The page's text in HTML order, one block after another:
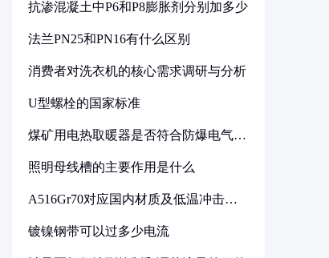
抗渗混凝土中P6和P8膨胀剂分别加多少
法兰PN25和PN16有什么区别
消费者对洗衣机的核心需求调研与分析
U型螺栓的国家标准
煤矿用电热取暖器是否符合防爆电气设
照明母线槽的主要作用是什么
A516Gr70对应国内材质及低温冲击要
镀镍钢带可以过多少电流